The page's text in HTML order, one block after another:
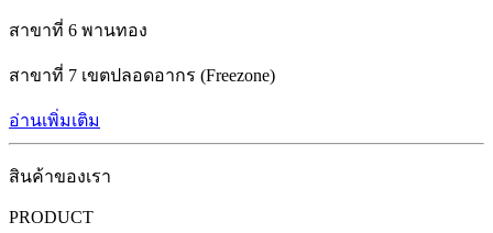
สาขาที่ 6 พานทอง
สาขาที่ 7 เขตปลอดอากร (Freezone)
อ่านเพิ่มเติม
สินค้าของเรา
PRODUCT